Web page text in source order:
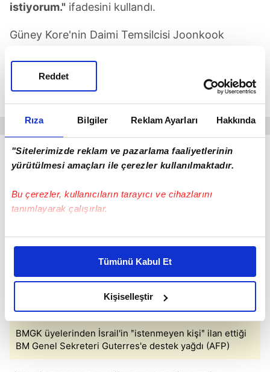
Rıza Bilgiler Reklam Ayarları Hakkında
"Sitelerimizde reklam ve pazarlama faaliyetlerinin
yürütülmesi amaçları ile çerezler kullanılmaktadır.
Bu çerezler, kullanıcıların tarayıcı ve cihazlarını
tanımlayarak çalışırlar.
Bu çerezlere izin vermeniz halinde sizlere özel
daha iyi reklam deneyimi yaşatabiliriz. Bunu yaparken
amacımızın size daha iyi bir reklam deneyimi sunmak
olduğunu ve sizlere en iyi içerikleri sunabilmek adına
elimizden gelen çabayı gösterdiğimizi ve bu noktada,
reklamların maliyetlerimizi karşılamak noktasında tek gelir
kalemimiz olduğunu sizlere hatırlatmak isteriz.
Tümünü Kabul Et
Kişiselleştir
Reddet
istiyorum." ifadesini kullandı.
Güney Kore'nin Daimi Temsilcisi Joonkook
usanmadan Orta Doğu'da barış için çaba sarf
ettiğine"dikkati çekti.
BMGK üyelerinden İsrail'in ʺistenmeyen kişiʺ ilan ettiği
BM Genel Sekreteri Guterres'e destek yağdı (AFP)